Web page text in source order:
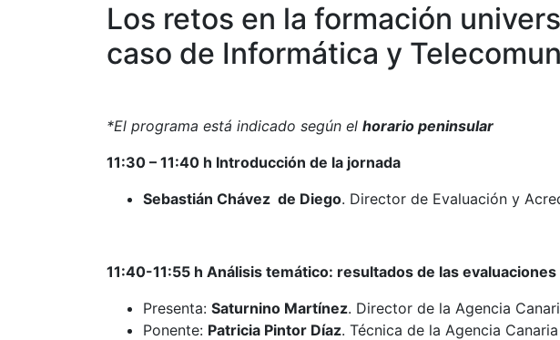
Los retos en la formación
caso de Informática y
*El programa está indicado según el horario peninsular
11:30 – 11:40 h Introducción de la jornada
Sebastián Chávez de Diego. Director de Evaluación y
11:40-11:55 h Análisis temático: resultados de las evaluaciones
Presenta: Saturnino Martínez. Director de la Agencia
Ponente: Patricia Pintor Díaz. Técnica de la Agencia